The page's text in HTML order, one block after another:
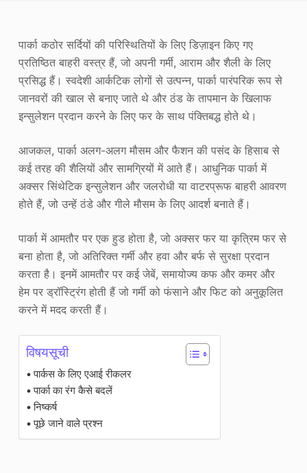
छवि पुनः कॉपीराइट
पार्का कठोर सर्दियों की परिस्थितियों के लिए डिज़ाइन किए गए
प्रतिष्ठित बाहरी वस्त्र हैं, जो अपनी गर्मी, आराम और शैली के लिए
प्रसिद्ध हैं। स्वदेशी आर्कटिक लोगों से उत्पन्न, पार्का पारंपरिक रूप से
जानवरों की खाल से बनाए जाते थे और ठंड के तापमान के खिलाफ
इन्सुलेशन प्रदान करने के लिए फर के साथ पंक्तिबद्ध होते थे।
आजकल, पार्का अलग-अलग मौसम और फैशन की पसंद के हिसाब से
कई तरह की शैलियों और सामग्रियों में आते हैं। आधुनिक पार्का में
अक्सर सिंथेटिक इन्सुलेशन और जलरोधी या वाटरप्रूफ बाहरी आवरण
होते हैं, जो उन्हें ठंडे और गीले मौसम के लिए आदर्श बनाते हैं।
पार्का में आमतौर पर एक हुड होता है, जो अक्सर फर या कृत्रिम फर से
बना होता है, जो अतिरिक्त गर्मी और हवा और बर्फ से सुरक्षा प्रदान
करता है। इनमें आमतौर पर कई जेबें, समायोज्य कफ और कमर और
हेम पर ड्रॉस्ट्रिंग होती हैं जो गर्मी को फंसाने और फिट को अनुकूलित
करने में मदद करती हैं।
विषयसूची
पार्कस के लिए एआई रीकलर
पार्का का रंग कैसे बदलें
निष्कर्ष
पूछे जाने वाले प्रश्न